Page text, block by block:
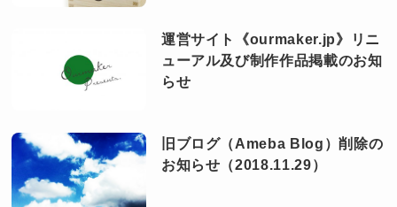
運営サイト《ourmaker.jp》リニ
ューアル及び制作作品掲載のお知
らせ
旧ブログ（Ameba Blog）削除の
お知らせ（2018.11.29）